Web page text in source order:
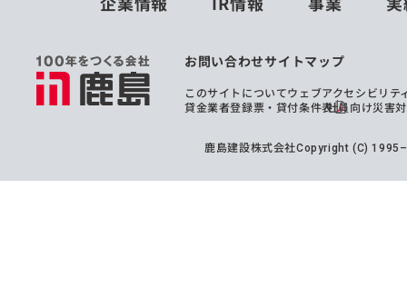
お問い合わせサイトマップ
このサイトについてウェブアクセシビリテ
貸金業者登録票・貸付条件表社員向け災害
鹿島建設株式会社Copyright (C)